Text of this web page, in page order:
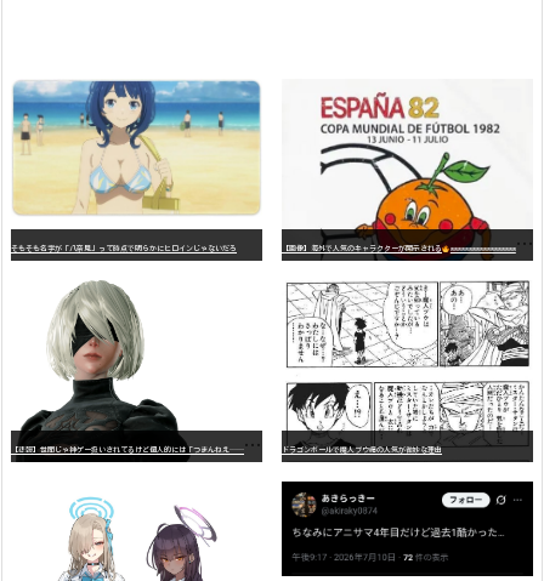
そもそも名字が「八奈見」って時点で明らかにヒロインじゃないだろ 【画像】海外で人気のキャラクターが開示される wwwwwwwwwwwwwwwwwwwwwwwwwwwwwwwwwwwwwwwwwwwwwwwww
【
悲報】世間じゃ神ゲー扱いされてるけど個人的には「つまんねえ……」と思ったゲーム挙げてけ ドラゴンボールで魔人ブウ編の人気が微妙な理由